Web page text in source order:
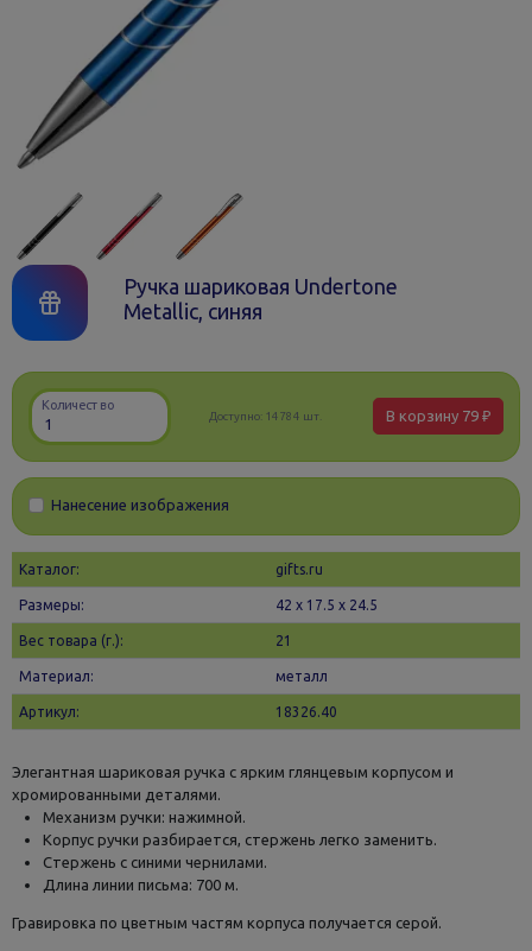
Ручка шариковая Undertone
Metallic, синяя
Количество
Доступно: 14784 шт. В корзину 79 ₽
Нанесение изображения
Каталог: gifts.ru
Размеры: 42 х 17.5 x 24.5
Вес товара (г.): 21
Материал: металл
Артикул: 18326.40
Элегантная шариковая ручка с ярким глянцевым корпусом и
хромированными деталями.
Механизм ручки: нажимной.
Корпус ручки разбирается, стержень легко заменить.
Стержень с синими чернилами.
Длина линии письма: 700 м.
Гравировка по цветным частям корпуса получается серой.